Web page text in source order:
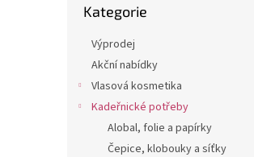
kategorie
Kategorie
Výprodej
Akční nabídky
Vlasová kosmetika
Kadeřnické potřeby
Alobal, folie a papírky
Čepice, klobouky a síťky